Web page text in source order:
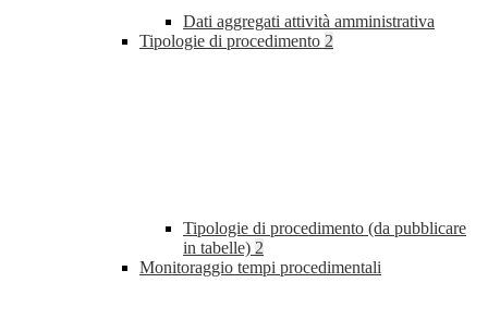
Dati aggregati attività amministrativa
Tipologie di procedimento 2
Tipologie di procedimento (da pubblicare
in tabelle) 2
Monitoraggio tempi procedimentali